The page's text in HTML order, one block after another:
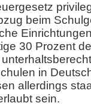
beim
30 Prozent
in
allerdings
sein.